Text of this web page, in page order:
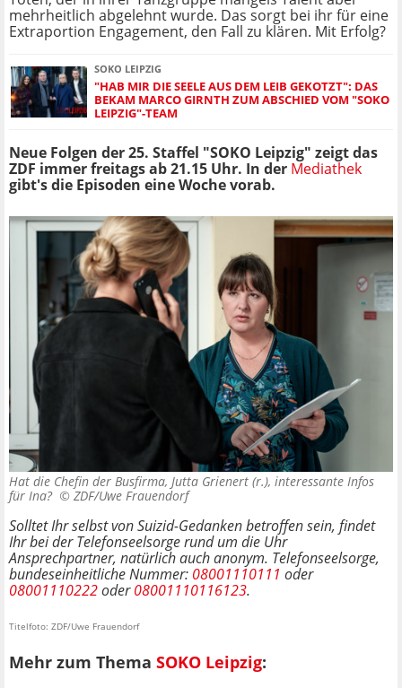
mehrheitlich abgelehnt wurde. Das sorgt bei ihr für eine
Extraportion Engagement, den Fall zu klären. Mit Erfolg?
SOKO LEIPZIG
"HAB MIR DIE SEELE AUS DEM LEIB GEKOTZT": DAS
BEKAM MARCO GIRNTH ZUM ABSCHIED VOM "SOKO
LEIPZIG"-TEAM
Neue Folgen der 25. Staffel "SOKO Leipzig" zeigt das
ZDF immer freitags ab 21.15 Uhr. In der Mediathek
gibt's die Episoden eine Woche vorab.
Hat die Chefin der Busfirma, Jutta Grienert (r.), interessante Infos
für Ina? © ZDF/Uwe Frauendorf
Solltet Ihr selbst von Suizid-Gedanken betroffen sein, findet
Ihr bei der Telefonseelsorge rund um die Uhr
Ansprechpartner, natürlich auch anonym. Telefonseelsorge,
bundeseinheitliche Nummer: 08001110111 oder
08001110222oder08001110116123.
Titelfoto: ZDF/Uwe Frauendorf
Mehr zum Thema SOKO Leipzig: